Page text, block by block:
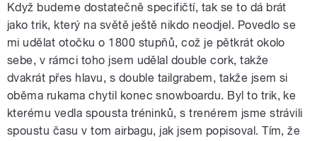
Když budeme dostatečně specifičtí, tak se to dá brát
jako trik, který na světě ještě nikdo neodjel. Povedlo se
mi udělat otočku o 1800 stupňů, což je pětkrát okolo
sebe, v rámci toho jsem udělal double cork, takže
dvakrát přes hlavu, s double tailgrabem, takže jsem si
oběma rukama chytil konec snowboardu. Byl to trik, ke
kterému vedla spousta tréninků, s trenérem jsme strávili
spoustu času v tom airbagu, jak jsem popisoval. Tím, že